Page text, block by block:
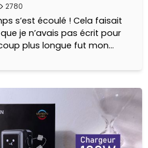
2780
s’est écoulé ! Cela faisait
je n’avais pas écrit pour
plus longue fut mon
Come Deliverance,
de l’année 2018...